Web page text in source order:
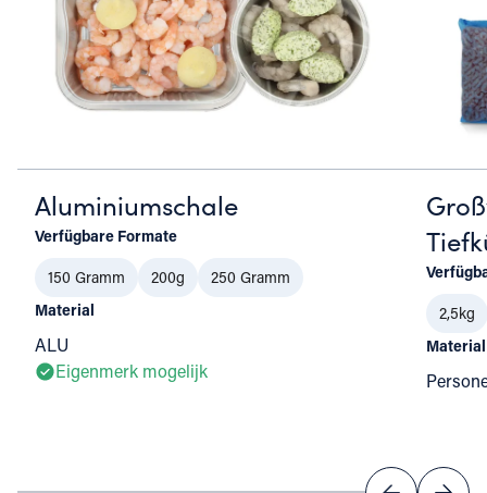
Aluminiumschale
Verfügbare Formate
150 Gramm
200g
250 Gramm
Material
ALU
Eigenmerk mogelijk
2,5kg
Material